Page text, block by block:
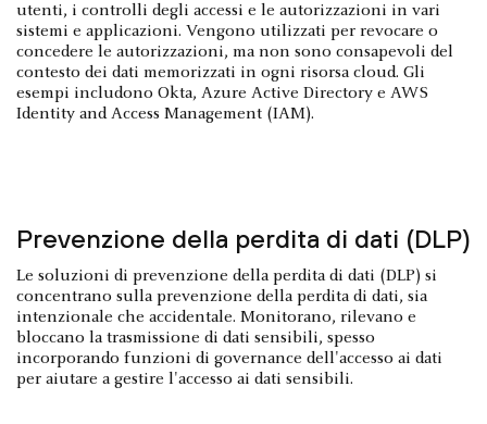
utenti, i controlli degli accessi e le autorizzazioni in vari
sistemi e applicazioni. Vengono utilizzati per revocare o
concedere le autorizzazioni, ma non sono consapevoli del
contesto dei dati memorizzati in ogni risorsa cloud. Gli
esempi includono Okta, Azure Active Directory e AWS
Identity and Access Management (IAM).
Prevenzione della perdita di dati (DLP)
Le soluzioni di prevenzione della perdita di dati (DLP) si
concentrano sulla prevenzione della perdita di dati, sia
intenzionale che accidentale. Monitorano, rilevano e
bloccano la trasmissione di dati sensibili, spesso
incorporando funzioni di governance dell'accesso ai dati
per aiutare a gestire l'accesso ai dati sensibili.